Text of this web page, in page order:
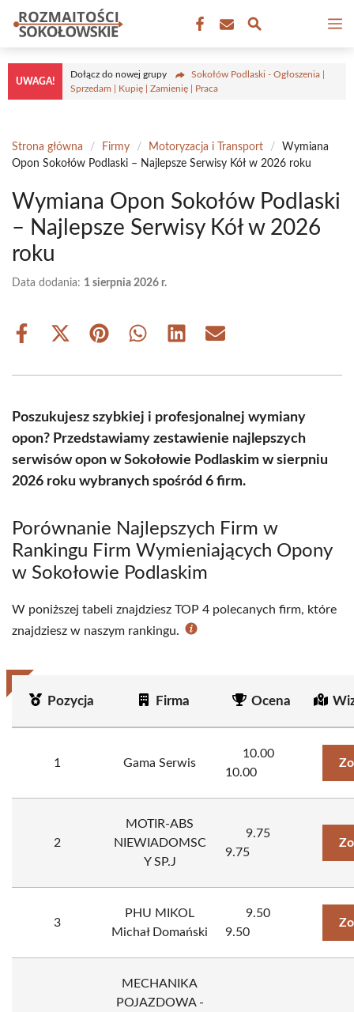
Przejdź
treści
UWAGA!
Dołącz do nowej grupy
Sokołów Podlaski - Ogłoszenia |
Sprzedam | Kupię | Zamienię | Praca
Strona główna / Firmy / Motoryzacja i Transport /
Wymiana
Opon Sokołów Podlaski – Najlepsze Serwisy Kół w 2026 roku
Wymiana Opon Sokołów Podlaski
– Najlepsze Serwisy Kół w 2026
roku
Data dodania: 1 sierpnia 2026 r.
Share
Share
(Twitter)
Share Share Share Share
Poszukujesz szybkiej i profesjonalnej wymiany
opon? Przedstawiamy zestawienie najlepszych
serwisów opon w Sokołowie Podlaskim w sierpniu
2026 roku wybranych spośród 6 firm.
Porównanie Najlepszych Firm w
Rankingu Firm Wymieniających Opony
w Sokołowie Podlaskim
W poniższej tabeli znajdziesz TOP 4 polecanych firm, które
znajdziesz w naszym rankingu.
Pozycja Firma Ocena
1 Gama Serwis
10.00
10.00
2
MOTIR-ABS
NIEWIADOMSC
Y SP.J
9.75
9.75
3
PHU MIKOL
Michał Domański
9.50
9.50
MECHANIKA
POJAZDOWA -